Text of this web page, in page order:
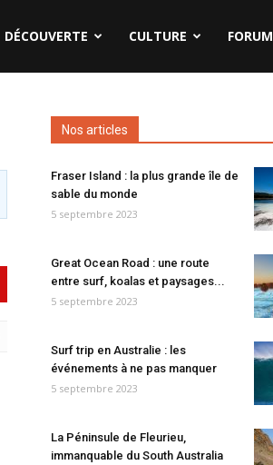
DÉCOUVERTE CULTURE FORUM
Nos articles
Fraser Island : la plus grande île de
sable du monde
5 septembre 2023
Great Ocean Road : une route
entre surf, koalas et paysages...
5 septembre 2023
Surf trip en Australie : les
événements à ne pas manquer
5 septembre 2023
La Péninsule de Fleurieu,
immanquable du South Australia